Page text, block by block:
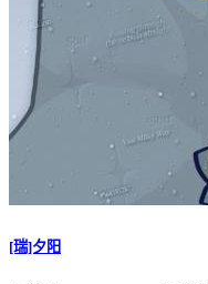
[瑞]夕阳